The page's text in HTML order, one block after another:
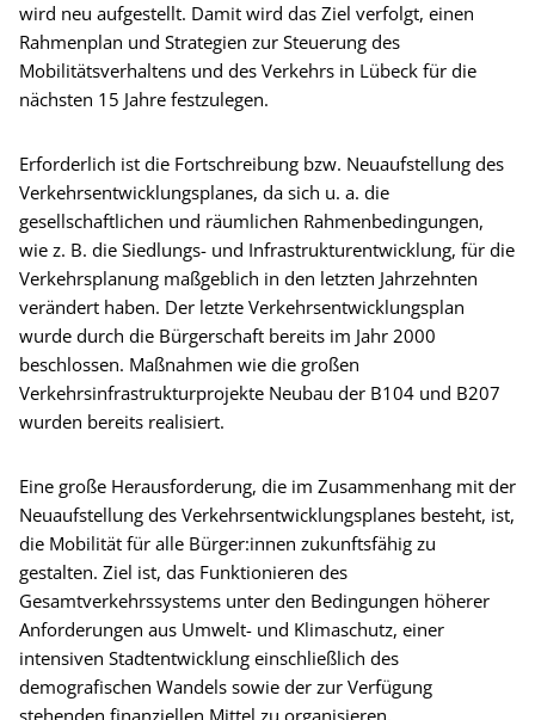
wird neu aufgestellt. Damit wird das Ziel verfolgt, einen
Rahmenplan und Strategien zur Steuerung des
Mobilitätsverhaltens und des Verkehrs in Lübeck für die
nächsten 15 Jahre festzulegen.
Erforderlich ist die Fortschreibung bzw. Neuaufstellung des
Verkehrsentwicklungsplanes, da sich u. a. die
gesellschaftlichen und räumlichen Rahmenbedingungen,
wie z. B. die Siedlungs- und Infrastrukturentwicklung, für die
Verkehrsplanung maßgeblich in den letzten Jahrzehnten
verändert haben. Der letzte Verkehrsentwicklungsplan
wurde durch die Bürgerschaft bereits im Jahr 2000
beschlossen. Maßnahmen wie die großen
Verkehrsinfrastrukturprojekte Neubau der B104 und B207
wurden bereits realisiert.
Eine große Herausforderung, die im Zusammenhang mit der
Neuaufstellung des Verkehrsentwicklungsplanes besteht, ist,
die Mobilität für alle Bürger:innen zukunftsfähig zu
gestalten. Ziel ist, das Funktionieren des
Gesamtverkehrssystems unter den Bedingungen höherer
Anforderungen aus Umwelt- und Klimaschutz, einer
intensiven Stadtentwicklung einschließlich des
demografischen Wandels sowie der zur Verfügung